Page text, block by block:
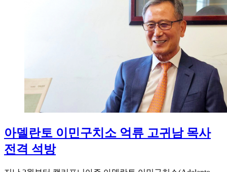
아델란토 이민구치소 억류 고귀남 목사
전격 석방